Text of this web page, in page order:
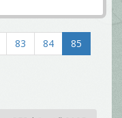
83 84
85